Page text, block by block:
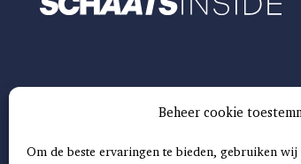
Beheer cookie
Om de beste ervaringen te bieden, gebruiken wij